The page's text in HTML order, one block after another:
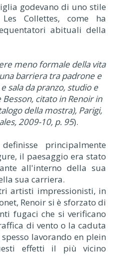
godevano di uno stile
Collettes, come ha
abituali della
meno formale della vita
barriera tra padrone e
sala da pranzo, studio e
Besson, citato in Renoir in
della mostra), Parigi,
2009-10, p. 95).
principalmente
il paesaggio era stato
all'interno della sua
sua carriera.
artisti impressionisti, in
Renoir si è sforzato di
fugaci che si verificano
di vento o la caduta
lavorando en plein
effetti il più vicino